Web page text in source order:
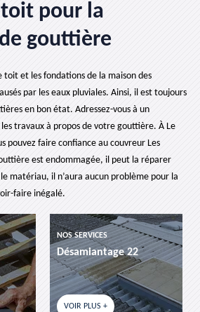
pour la
gouttière
et les fondations de la maison des
par les eaux pluviales. Ainsi, il est toujours
en bon état. Adressez-vous à un
travaux à propos de votre gouttière. À Le
pouvez faire confiance au couvreur Les
est endommagée, il peut la réparer
matériau, il n’aura aucun problème pour la
faire inégalé.
22
+
NOS SERVICES
etancheite de
VOIR PLUS +